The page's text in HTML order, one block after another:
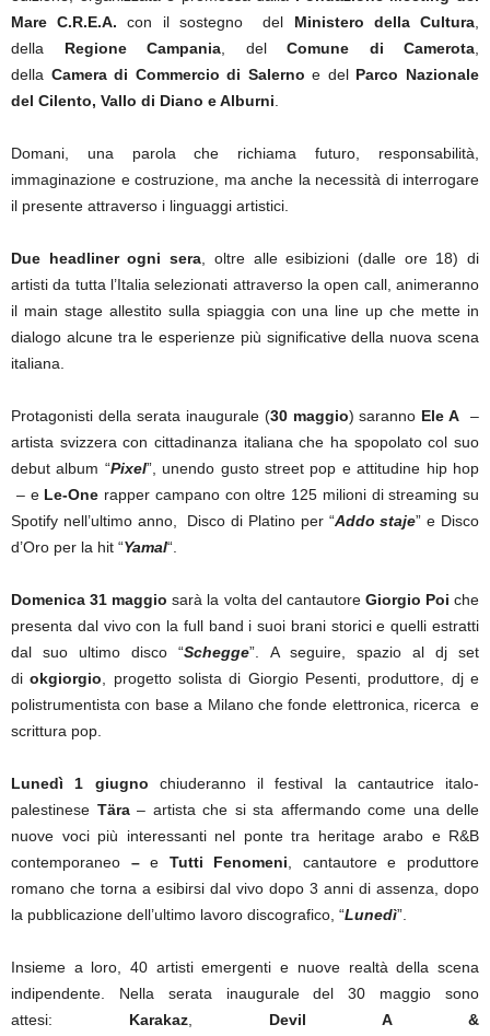
Mare C.R.E.A. con il sostegno del Ministero della Cultura
della Regione Campania , del Comune di Camerota
della Camera di Commercio di Salerno e del Parco Nazionale
del Cilento, Vallo di Diano e Alburni
Domani, una parola che richiama futuro, responsabilità,
immaginazione e costruzione, ma anche la necessità di interrogare
il presente attraverso i linguaggi artistici.
Due headliner ogni sera , oltre alle esibizioni (dalle ore 18) di
artisti da tutta l’Italia selezionati attraverso la open call, animeranno
il main stage allestito sulla spiaggia con una line up che mette in
dialogo alcune tra le esperienze più significative della nuova scena
italiana.
Protagonisti della serata inaugurale (30 maggio) saranno Ele A
–
artista svizzera con cittadinanza italiana che ha spopolato col suo
debut album “Pixel”, unendo gusto street pop e attitudine hip hop
– e Le-One rapper campano con oltre 125 milioni di streaming su
Spotify nell’ultimo anno, Disco di Platino per “Addo staje” e Disco
d’Oro per la hit “Yamal“.
Domenica 31 maggio sarà la volta del cantautore Giorgio Poi che
presenta dal vivo con la full band i suoi brani storici e quelli estratti
dal suo ultimo disco “Schegge”. A seguire, spazio al dj set
diokgiorgio , progetto solista di Giorgio Pesenti, produttore, dj e
polistrumentista con base a Milano che fonde elettronica, ricerca e
scrittura pop.
Lunedì 1 giugno chiuderanno il festival la cantautrice italo-
palestinese Tära– artista che si sta affermando come una delle
nuove voci più interessanti nel ponte tra heritage arabo e R&B
contemporaneo –e Tutti Fenomeni , cantautore e produttore
romano che torna a esibirsi dal vivo dopo 3 anni di assenza, dopo
la pubblicazione dell’ultimo lavoro discografico, “Lunedì”.
Insieme a loro, 40 artisti emergenti e nuove realtà della scena
indipendente. Nella serata inaugurale del 30 maggio sono
attesi: Karakaz
Devil A &